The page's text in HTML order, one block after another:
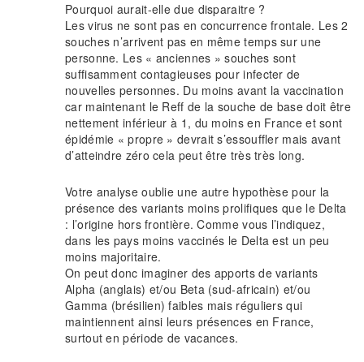
Pourquoi aurait-elle due disparaitre ?
Les virus ne sont pas en concurrence frontale. Les 2
souches n’arrivent pas en même temps sur une
personne. Les « anciennes » souches sont
suffisamment contagieuses pour infecter de
nouvelles personnes. Du moins avant la vaccination
car maintenant le Reff de la souche de base doit être
nettement inférieur à 1, du moins en France et sont
épidémie « propre » devrait s’essouffler mais avant
d’atteindre zéro cela peut être très très long.
Votre analyse oublie une autre hypothèse pour la
présence des variants moins prolifiques que le Delta
: l’origine hors frontière. Comme vous l’indiquez,
dans les pays moins vaccinés le Delta est un peu
moins majoritaire.
On peut donc imaginer des apports de variants
Alpha (anglais) et/ou Beta (sud-africain) et/ou
Gamma (brésilien) faibles mais réguliers qui
maintiennent ainsi leurs présences en France,
surtout en période de vacances.